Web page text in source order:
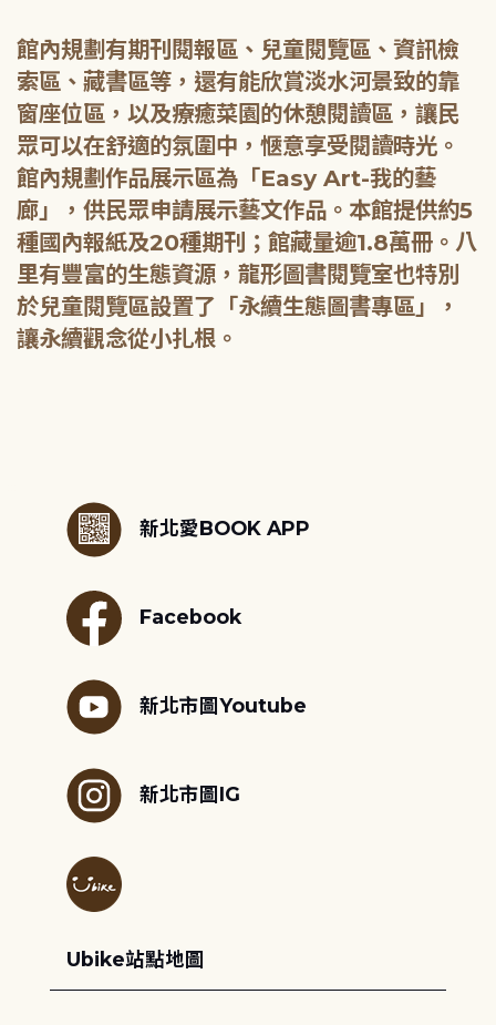
館內規劃有期刊閱報區、兒童閱覽區、資訊檢
索區、藏書區等，還有能欣賞淡水河景致的靠
窗座位區，以及療癒菜園的休憩閱讀區，讓民
眾可以在舒適的氛圍中，愜意享受閱讀時光。
館內規劃作品展示區為「Easy Art-我的藝
廊」，供民眾申請展示藝文作品。本館提供約5
種國內報紙及20種期刊；館藏量逾1.8萬冊。八
里有豐富的生態資源，龍形圖書閱覽室也特別
於兒童閱覽區設置了「永續生態圖書專區」，
新北愛BOOK APP
Facebook
新北市圖Youtube
新北市圖IG
Ubike站點地圖